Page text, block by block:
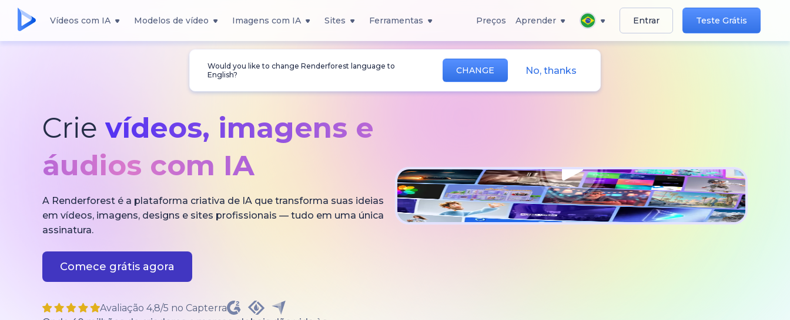
Vídeos com IA Modelos de vídeo Imagens com IA Sites Ferramentas Preços Aprender Entrar Teste Grátis
Would you like to change Renderforest language to
English?
CHANGE No, thanks
Crie vídeos, imagens e
áudios com IA
A Renderforest é a plataforma criativa de IA que transforma suas ideias
em vídeos, imagens, designs e sites profissionais — tudo em uma única
assinatura.
Comece grátis agora
Avaliação 4,8/5 no Capterra